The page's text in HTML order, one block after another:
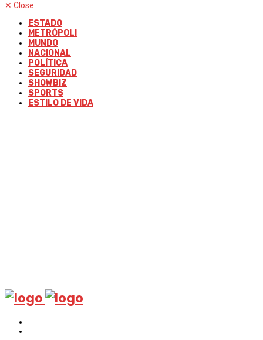
✕ Close
ESTADO
METRÓPOLI
MUNDO
NACIONAL
POLÍTICA
SEGURIDAD
SHOWBIZ
SPORTS
ESTILO DE VIDA